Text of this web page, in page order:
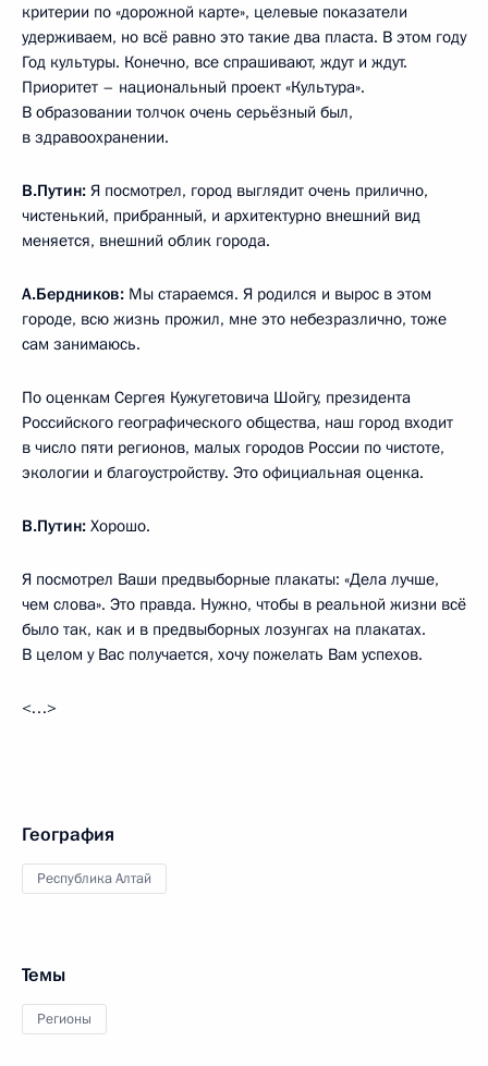
критерии по «дорожной карте», целевые показатели
удерживаем, но всё равно это такие два пласта. В этом году
Год культуры. Конечно, все спрашивают, ждут и ждут.
Приоритет – национальный проект «Культура».
В образовании толчок очень серьёзный был,
в здравоохранении.
В.Путин: Я посмотрел, город выглядит очень прилично,
чистенький, прибранный, и архитектурно внешний вид
меняется, внешний облик города.
А.Бердников: Мы стараемся. Я родился и вырос в этом
городе, всю жизнь прожил, мне это небезразлично, тоже
сам занимаюсь.
По оценкам Сергея Кужугетовича Шойгу, президента
Российского географического общества, наш город входит
в число пяти регионов, малых городов России по чистоте,
экологии и благоустройству. Это официальная оценка.
В.Путин: Хорошо.
Я посмотрел Ваши предвыборные плакаты: «Дела лучше,
чем слова». Это правда. Нужно, чтобы в реальной жизни всё
было так, как и в предвыборных лозунгах на плакатах.
В целом у Вас получается, хочу пожелать Вам успехов.
<…>
География
Республика Алтай
Темы
Регионы